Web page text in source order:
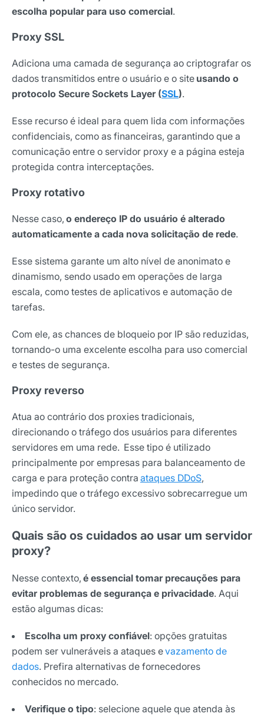
escolha popular para uso comercial.
Proxy SSL
Adiciona uma camada de segurança ao criptografar os
dados transmitidos entre o usuário e o site usando o
protocolo Secure Sockets Layer (SSL).
Esse recurso é ideal para quem lida com informações
confidenciais, como as financeiras, garantindo que a
comunicação entre o servidor proxy e a página esteja
protegida contra interceptações.
Proxy rotativo
Nesse caso, o endereço IP do usuário é alterado
automaticamente a cada nova solicitação de rede.
Esse sistema garante um alto nível de anonimato e
dinamismo, sendo usado em operações de larga
escala, como testes de aplicativos e automação de
tarefas.
Com ele, as chances de bloqueio por IP são reduzidas,
tornando-o uma excelente escolha para uso comercial
e testes de segurança.
Proxy reverso
Atua ao contrário dos proxies tradicionais,
direcionando o tráfego dos usuários para diferentes
servidores em uma rede. Esse tipo é utilizado
principalmente por empresas para balanceamento de
carga e para proteção contra ataques DDoS,
impedindo que o tráfego excessivo sobrecarregue um
único servidor.
Quais são os cuidados ao usar um servidor
proxy?
Nesse contexto, é essencial tomar precauções para
evitar problemas de segurança e privacidade. Aqui
estão algumas dicas:
Escolha um proxy confiável: opções gratuitas
podem ser vulneráveis a ataques evazamento de
dados. Prefira alternativas de fornecedores
conhecidos no mercado.
Verifique o tipo: selecione aquele que atenda às
Nome
Selecione sua área de atuação
*Ao assinar nossa newsletter, você concorda em receber
nossas comunicações e está de acordo com as nossas
Políticas de Privacidade